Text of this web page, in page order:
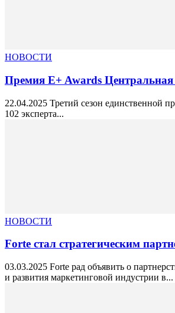
НОВОСТИ
Премия E+ Awards Центральная
22.04.2025 Третий сезон единственной
102 эксперта...
НОВОСТИ
Forte стал стратегическим
03.03.2025 Forte рад объявить о
и развития маркетинговой индустрии в...